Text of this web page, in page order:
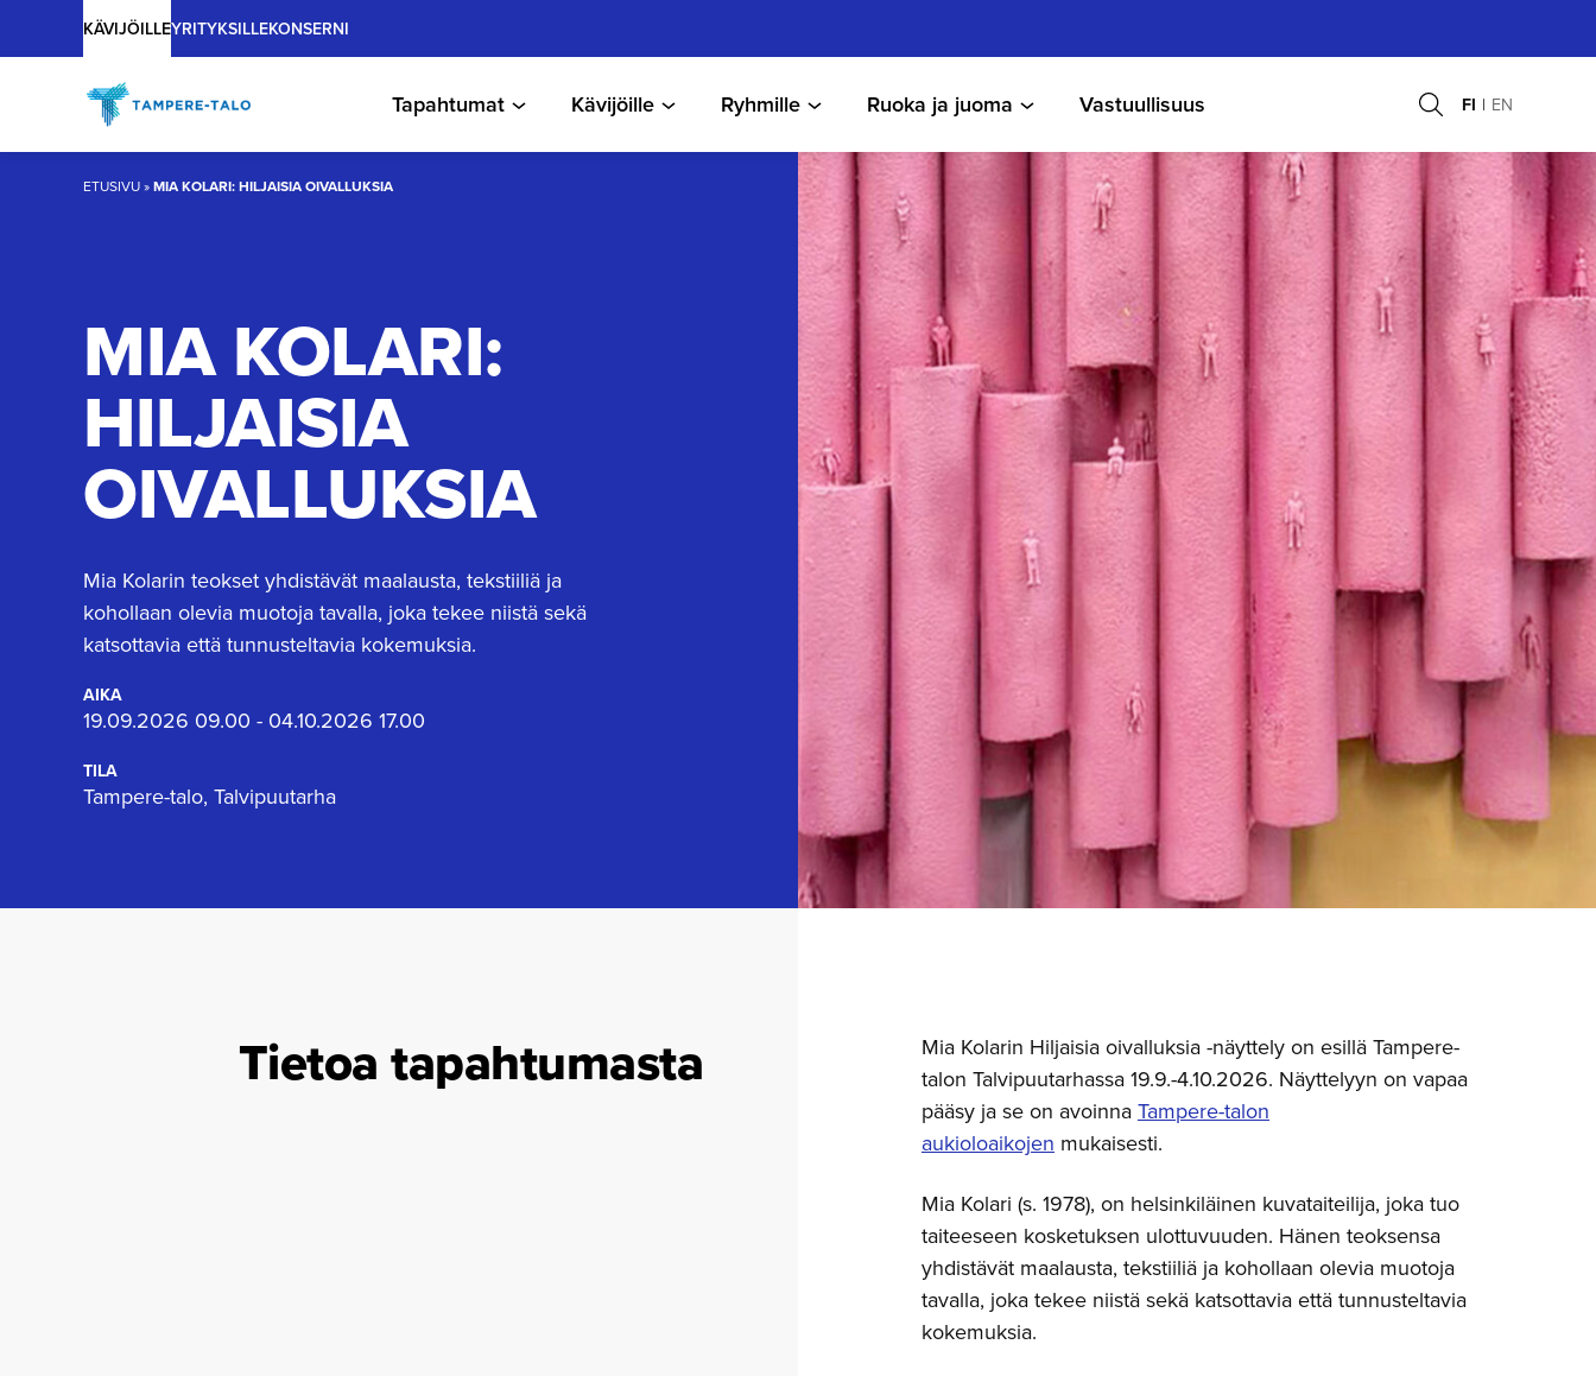
Main
KÄVIJÖILLE
Tapahtumat Kävijöille Ryhmille Ruoka ja juoma Vastuullisuus
YRITYKSILLEKONSERNI
FI EN
ETUSIVU»MIA KOLARI: HILJAISIA OIVALLUKSIA
MIA KOLARI:
HILJAISIA
OIVALLUKSIA
Mia Kolarin teokset yhdistävät maalausta, tekstiiliä ja
kohollaan olevia muotoja tavalla, joka tekee niistä sekä
katsottavia että tunnusteltavia kokemuksia.
AIKA
19.09.2026 09.00 - 04.10.2026 17.00
TILA
Tampere-talo, Talvipuutarha
Tietoa tapahtumasta
Mia Kolarin Hiljaisia oivalluksia -näyttely on esillä Tampere-
talon Talvipuutarhassa 19.9.-4.10.2026. Näyttelyyn on vapaa
pääsy ja se on avoinnaTampere-talon
aukioloaikojen mukaisesti.
Mia Kolari (s. 1978), on helsinkiläinen kuvataiteilija, joka tuo
taiteeseen kosketuksen ulottuvuuden. Hänen teoksensa
yhdistävät maalausta, tekstiiliä ja kohollaan olevia muotoja
tavalla, joka tekee niistä sekä katsottavia että tunnusteltavia
kokemuksia.